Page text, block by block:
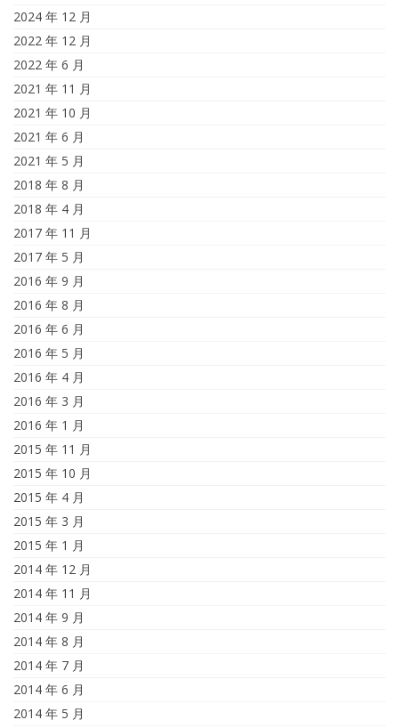
2024 年 12 月
2022 年 12 月
2022 年 6 月
2021 年 11 月
2021 年 10 月
2021 年 6 月
2021 年 5 月
2018 年 8 月
2018 年 4 月
2017 年 11 月
2017 年 5 月
2016 年 9 月
2016 年 8 月
2016 年 6 月
2016 年 5 月
2016 年 4 月
2016 年 3 月
2016 年 1 月
2015 年 11 月
2015 年 10 月
2015 年 4 月
2015 年 3 月
2015 年 1 月
2014 年 12 月
2014 年 11 月
2014 年 9 月
2014 年 8 月
2014 年 7 月
2014 年 6 月
2014 年 5 月